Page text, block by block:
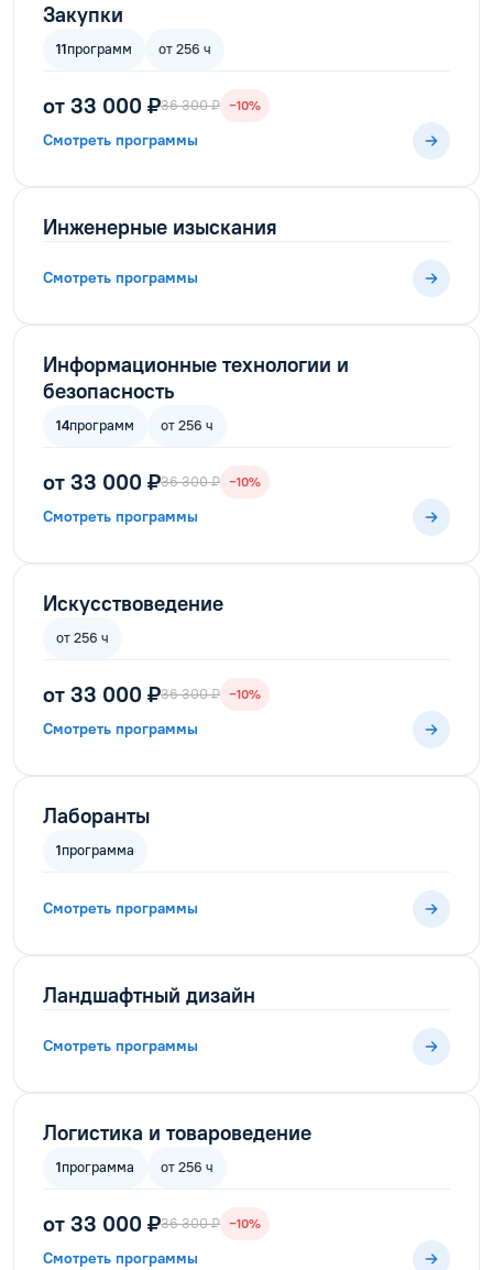
Закупки
11программ от 256 ч
от 33 000 ₽36 300 ₽ −10%
Смотреть программы
Инженерные изыскания
Смотреть программы
Информационные технологии и
безопасность
14программ от 256 ч
от 33 000 ₽36 300 ₽ −10%
Смотреть программы
Искусствоведение
от 256 ч
от 33 000 ₽36 300 ₽ −10%
Смотреть программы
Лаборанты
1программа
Смотреть программы
Ландшафтный дизайн
Смотреть программы
Логистика и товароведение
1программа от 256 ч
от 33 000 ₽36 300 ₽ −10%
Смотреть программы